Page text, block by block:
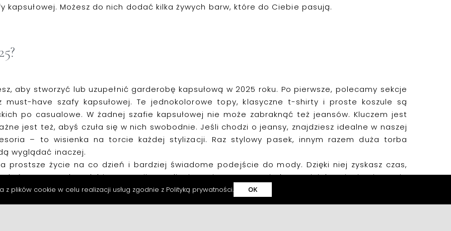
kapsułowej. Możesz do nich dodać kilka żywych barw, które do Ciebie pasują.
?
aby stworzyć lub uzupełnić garderobę kapsułową w 2025 roku. Po pierwsze, polecamy sekcje
must-have szafy kapsułowej. Te jednokolorowe topy, klasyczne t-shirty i proste koszule są
po casualowe. W żadnej szafie kapsułowej nie może zabraknąć też jeansów. Kluczem jest
jest też, abyś czuła się w nich swobodnie. Jeśli chodzi o jeansy, znajdziesz idealne w naszej
– to wisienka na torcie każdej stylizacji. Raz stylowy pasek, innym razem duża torba
wyglądać inaczej.
prostsze życie na co dzień i bardziej świadome podejście do mody. Dzięki niej zyskasz czas,
które naprawdę polubisz. Zacznij powoli, ciesz się procesem i obserwuj, jak zmienia się Twoja
styl – Naree chętnie Ci w tym pomoże!
z plików cookie w celu realizacji usług zgodnie z Polityką prywatności. OK